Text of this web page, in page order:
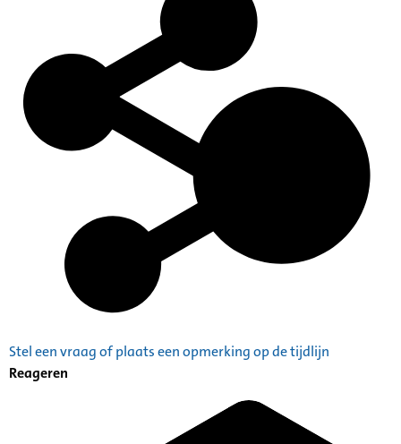
Stel een vraag of plaats een opmerking op de tijdlijn
Reageren